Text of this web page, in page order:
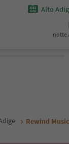
Alto
notte
Rewind